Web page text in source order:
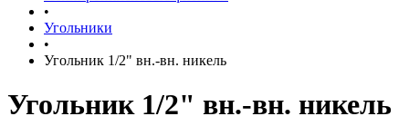
•
Угольники
•
Угольник 1/2" вн.-вн. никель
Угольник 1/2" вн.-вн. никель